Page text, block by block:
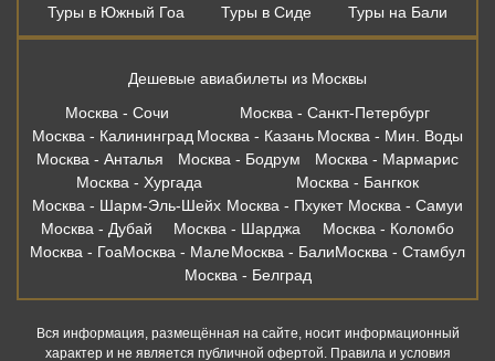
Туры в Южный Гоа
Туры в Сиде Туры на Бали
Дешевые авиабилеты из Москвы
Москва - Сочи
Москва - Санкт-Петербург
Москва - Калининград Москва - Казань Москва - Мин. Воды
Москва - Анталья
Москва - Бодрум
Москва - Мармарис
Москва - Хургада
Москва - Бангкок
Москва - Шарм-Эль-Шейх Москва - Пхукет Москва - Самуи
Москва - Дубай
Москва - Шарджа
Москва - Коломбо
Москва - ГоаМосква - МалеМосква - БалиМосква - Стамбул
Москва - Белград
Вся информация, размещённая на сайте, носит информационный
характер и не является публичной офертой. Правила и условия